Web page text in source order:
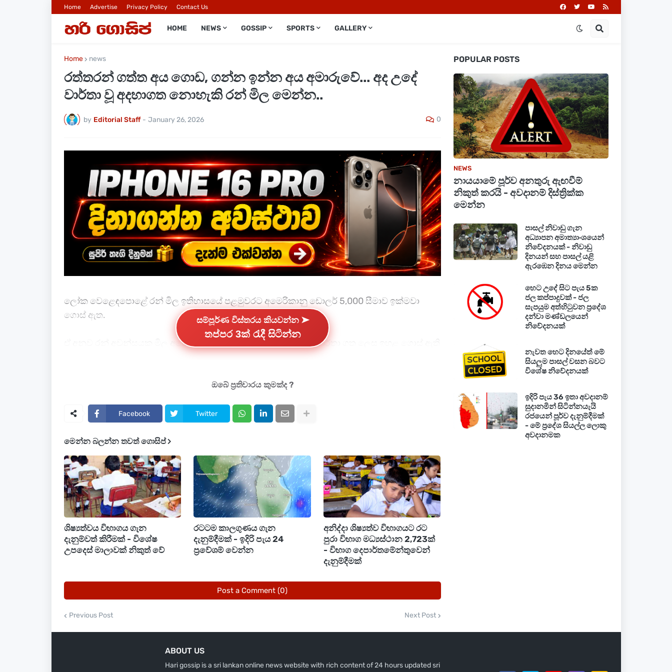
Home Advertise Privacy Policy Contact Us
HOME NEWS GOSSIP SPORTS GALLERY
Home news
රත්තරන් ගත්ත අය ගොඩ, ගන්න ඉන්න අය අමාරුවේ... අද උදේ
වාර්තා වූ අදහාගත නොහැකි රන් මිල මෙන්න..
by Editorial Staff - January 26, 2026 0
ලෝක වෙළෙඳපොළේ රන් මිල ඉතිහාසයේ පළමුවරට අමෙරිකානු ඩොලර් 5,000 සීමාව ඉක්මවා
ගොස් ඇත.
ඒ අනුව රන් අවුන්සයක මිල අමෙරිකානු ඩොලර් 5,024.95ක් දක්වා වාර්තා ගත ලෙස ඉහළ ගොස් ඇති
එමෙන්ම රන් මිල තවත් ඉහළ යනු ඇති බවත් එය මෙම වසර අග වන විට ඩොලර් 5,500ද ඉක්මවා යනු
ඒ අනුව අදදින ලෝක වෙළදපොල මිලට සාපේක්ෂව ශ්‍රී ලංකාවේ රන්මිල පහතින්,
රන් ග්රෑම් 1 (1gram)
රුපියල්
කැරට් 24
50,150
කැරට් 22
46,000
කැරට් 18
44,000
සම්පූර්ණ විස්තරය කියවන්න ➤
තප්පර 3ක් රැදී සිටින්න
ඔබේ ප්‍රතිචාරය කුමක්ද ?
Facebook Twitter
මෙන්න බලන්න තවත් ගොසිප්
ශිෂ්‍යත්වය විභාගය ගැන
දැනුම්වත් කිරීමක් - විශේෂ
උපදෙස් මාලාවක් නිකුත් වේ
රටටම කාලගුණය ගැන
දැනුම්දීමක් - ඉදිරි පැය 24
ප්‍රවේශම් වෙන්න
අනිද්දා ශිෂ්‍යත්ව විභාගයට රට
පුරා විභාග මධ්‍යස්ථාන 2,723ක්
- විභාග දෙපාර්තමේන්තුවෙන්
දැනුම්දීමක්
Post a Comment (0)
Previous Post Next Post
POPULAR POSTS
NEWS
නායයාමේ පූර්ව අනතුරු ඇඟවීම්
නිකුත් කරයි - අවදානම් දිස්ත්‍රික්ක
මෙන්න
පාසල් නිවාඩු ගැන
අධ්‍යාපන අමාත්‍යාංශයෙන්
නිවේදනයක් - නිවාඩු
දිනයන් සහ පාසල් යළි
ඇරඹෙන දිනය මෙන්න
හෙට උදේ සිට පැය 5ක
ජල කප්පාදුවක් - ජල
සැපයුම අත්හිටුවන ප්‍රදේශ
දන්වා මණ්ඩලයෙන්
නිවේදනයක්
නැවත හෙට දිනයේත් මේ
සියලුම පාසල් වසන බවට
විශේෂ නිවේදනයක්
ඉදිරි පැය 36 ඉතා අවදානම්
සුදානමින් සිටින්නයැයි
රජයෙන් පූර්ව දැනුම්දීමක්
- මේ ප්‍රදේශ සියල්ල ලොකු
අවදානමක
ABOUT US
Hari gossip is a sri lankan online news website with rich content of 24 hours updated sri